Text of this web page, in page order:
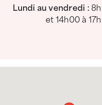
Lundi au vendredi :
et 14h00 à